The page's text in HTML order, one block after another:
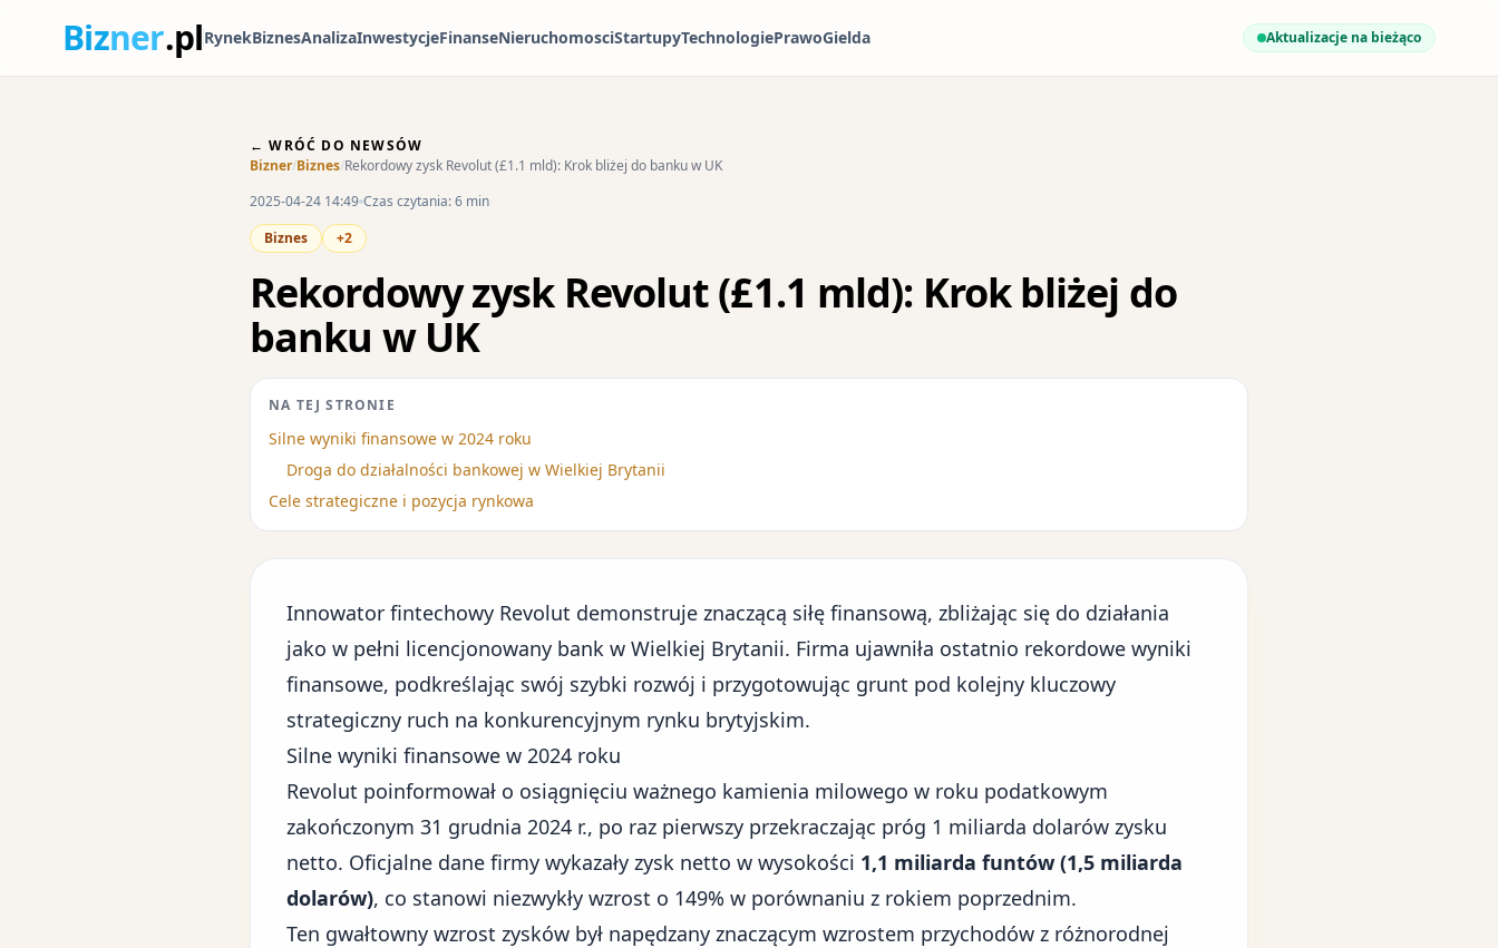
Bizner.plRynekBiznesAnalizaInwestycjeFinanseNieruchomosciStartupyTechnologiePrawoGielda Aktualizacje na bieżąco
← WRÓĆ DO NEWSÓW
Bizner/Biznes/Rekordowy zysk Revolut (£1.1 mld): Krok bliżej do banku w UK
2025-04-24 14:49 Czas czytania: 6 min
Biznes
+2
Rekordowy zysk Revolut (£1.1 mld): Krok bliżej do
banku w UK
NA TEJ STRONIE
Silne wyniki finansowe w 2024 roku
Droga do działalności bankowej w Wielkiej Brytanii
Cele strategiczne i pozycja rynkowa
Innowator fintechowy Revolut demonstruje znaczącą siłę finansową, zbliżając się do działania
jako w pełni licencjonowany bank w Wielkiej Brytanii. Firma ujawniła ostatnio rekordowe wyniki
finansowe, podkreślając swój szybki rozwój i przygotowując grunt pod kolejny kluczowy
strategiczny ruch na konkurencyjnym rynku brytyjskim.
Silne wyniki finansowe w 2024 roku
Revolut poinformował o osiągnięciu ważnego kamienia milowego w roku podatkowym
zakończonym 31 grudnia 2024 r., po raz pierwszy przekraczając próg 1 miliarda dolarów zysku
netto. Oficjalne dane firmy wykazały zysk netto w wysokości 1,1 miliarda funtów (1,5 miliarda
dolarów), co stanowi niezwykły wzrost o 149% w porównaniu z rokiem poprzednim.
Ten gwałtowny wzrost zysków był napędzany znaczącym wzrostem przychodów z różnorodnej